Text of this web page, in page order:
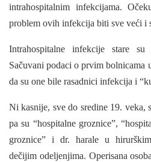
intrahospitalnim infekcijama.
problem ovih infekcija biti sve veći i
Intrahospitalne infekcije stare
Sačuvani podaci o prvim
da su one bile rasadnici infekcija i
Ni kasnije, sve do sredine 19. veka,
pa su “hospitalne groznice”,
groznice” i dr. harale u
dečijim odeljenjima. Operisana